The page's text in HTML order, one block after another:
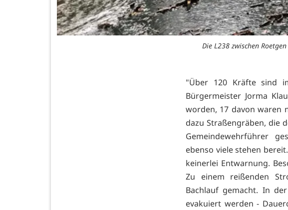
Die L238 zwischen
"Über 120 Kräfte sind
Bürgermeister Jorma
worden, 17 davon waren
dazu Straßengräben, die
Gemeindewehrführer
ebenso viele stehen
keinerlei Entwarnung.
Zu einem reißenden
Bachlauf gemacht. In
evakuiert werden -